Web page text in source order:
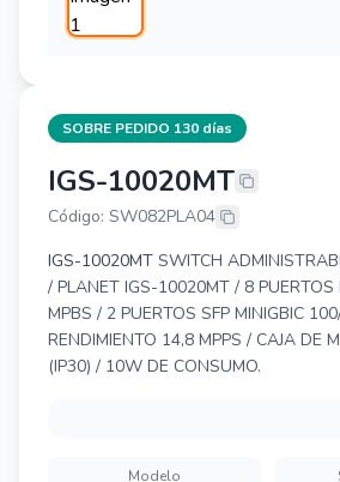
SOBRE PEDIDO 130 días
PLANET IGS-10020MT
IGS-10020MT
Código: SW082PLA04
IGS-10020MT SWITCH
/ PLANET IGS-10020MT / 8
MPBS / 2 PUERTOS SFP MINIGBIC
RENDIMIENTO 14,8 MPPS / CAJA DE
(IP30) / 10W DE CONSUMO.
Modelo